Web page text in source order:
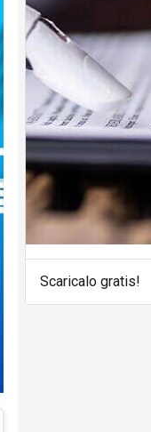
Scaricalo gratis!